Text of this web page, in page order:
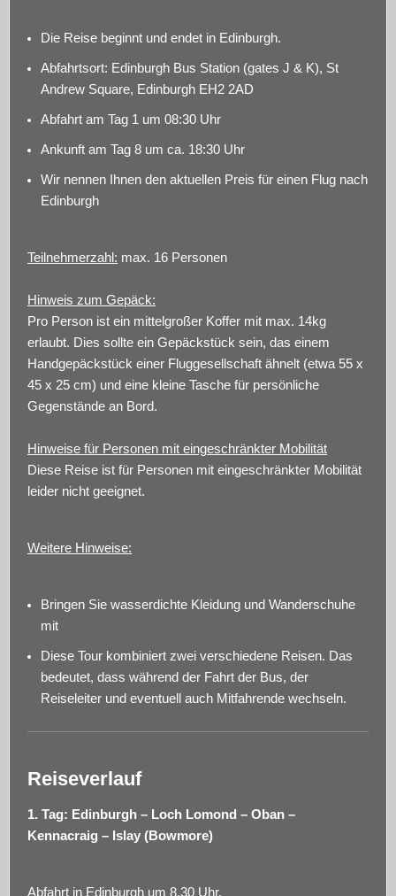
Die Reise beginnt und endet in Edinburgh.
Abfahrtsort: Edinburgh Bus Station (gates J & K), St
Andrew Square, Edinburgh EH2 2AD
Abfahrt am Tag 1 um 08:30 Uhr
Ankunft am Tag 8 um ca. 18:30 Uhr
Wir nennen Ihnen den aktuellen Preis für einen Flug nach
Edinburgh
Teilnehmerzahl: max. 16 Personen
Hinweis zum Gepäck:
Pro Person ist ein mittelgroßer Koffer mit max. 14kg
erlaubt. Dies sollte ein Gepäckstück sein, das einem
Handgepäckstück einer Fluggesellschaft ähnelt (etwa 55 x
45 x 25 cm) und eine kleine Tasche für persönliche
Gegenstände an Bord.
Hinweise für Personen mit eingeschränkter Mobilität
Diese Reise ist für Personen mit eingeschränkter Mobilität
leider nicht geeignet.
Weitere Hinweise:
Bringen Sie wasserdichte Kleidung und Wanderschuhe
mit
Diese Tour kombiniert zwei verschiedene Reisen. Das
bedeutet, dass während der Fahrt der Bus, der
Reiseleiter und eventuell auch Mitfahrende wechseln.
Reiseverlauf
1. Tag: Edinburgh – Loch Lomond – Oban –
Kennacraig – Islay (Bowmore)
Abfahrt in Edinburgh um 8.30 Uhr.